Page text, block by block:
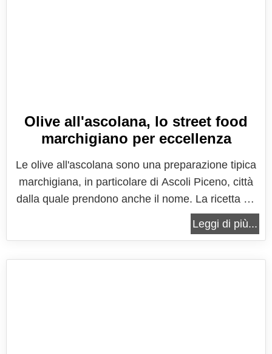
Olive all'ascolana, lo street food
marchigiano per eccellenza
Le olive all'ascolana sono una preparazione tipica
marchigiana, in particolare di Ascoli Piceno, città
dalla quale prendono anche il nome. La ricetta ha
poi preso piede in tutto il territorio nazionale,
divenendo una delle preparazioni di friggitoria più
Leggi di più...